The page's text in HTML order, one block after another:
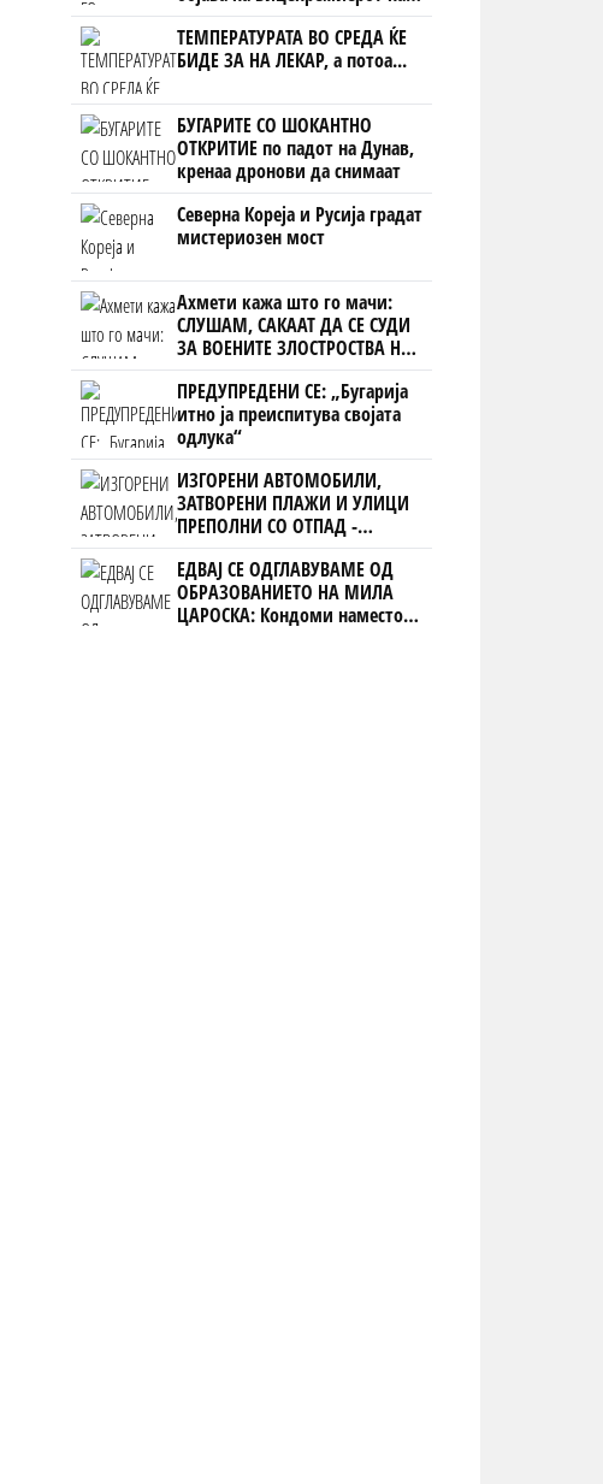
Црна Гора
ТЕМПЕРАТУРАТА ВО СРЕДА ЌЕ
БИДЕ ЗА НА ЛЕКАР, а потоа...
БУГАРИТЕ СО ШОКАНТНО
ОТКРИТИЕ по падот на Дунав,
кренаа дронови да снимаат
Северна Кореја и Русија градат
мистериозен мост
Ахмети кажа што го мачи:
СЛУШАМ, САКААТ ДА СЕ СУДИ
ЗА ВОЕНИТЕ ЗЛОСТРОСТВА НА
УЧК...
ПРЕДУПРЕДЕНИ СЕ: „Бугарија
итно ја преиспитува својата
одлука“
ИЗГОРЕНИ АВТОМОБИЛИ,
ЗАТВОРЕНИ ПЛАЖИ И УЛИЦИ
ПРЕПОЛНИ СО ОТПАД -
Фнидек во хаос по
мигрантскиот бран кон Сеута
ЕДВАЈ СЕ ОДГЛАВУВАМЕ ОД
ОБРАЗОВАНИЕТО НА МИЛА
ЦАРОСКА: Кондоми наместо